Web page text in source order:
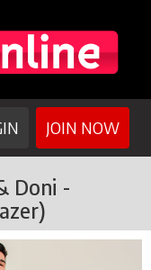
JOIN NOW
Doni -